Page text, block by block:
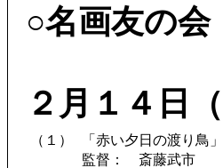
○名画友の会
２月１４日
（１）
「赤い夕日の渡り
監督： 斎藤武市